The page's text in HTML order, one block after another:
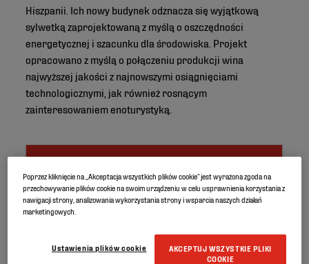
Hiszpanii. Ich nowy budynek odznacza się wyjątkową
sylwetką zaprojektowaną z myślą o oszczędności
energetycznej i szacunku dla środowiska. Projekt
opracowano z myślą o połączeniu produkcji wina
najwyższej jakości z najnowszymi osiągnięciami
technologicznymi, jak również rosnącym
zainteresowaniem enoturystyką.
Lokalizacja La Rioja, Spain
Zastosowanie Dach zielony
Poprzez kliknięcie na „Akceptacja wszystkich plików cookie” jest wyrażona zgoda na
przechowywanie plików cookie na swoim urządzeniu w celu usprawnienia korzystania z
nawigacji strony, analizowania wykorzystania strony i wsparcia naszych działań
marketingowych.
AKCEPTUJ WSZYSTKIE PLIKI
COOKIE
Ustawienia plików cookie